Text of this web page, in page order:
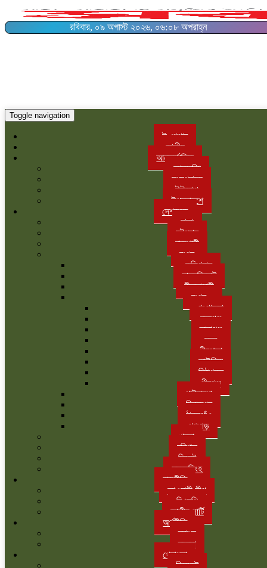
রবিবার, ০৯ অগাস্ট ২০২৬, ০৬:০৮ অপরাহ্ন
Toggle navigation
ই-পেপার
জাতীয়
আন্তর্জাতিক
আমরেকিা
মধ্যপ্রাচ্য
ইউরোপ
উপমহাদশে
দেশজুড়ে
ঢাকা
চট্টগ্রাম
রাজশাহী
রংপুর
কুড়িগ্রাম
লালমনিরহাট
নীলফামারী
রংপুর
গংগাচড়া
বদরগঞ্জ
তারাগঞ্জ
সদর
পীরগাছা
কাউনিয়া
মিঠাপুকুর
পীরগঞ্জ
গাইবান্ধা
দিনাজপুর
ঠাকুরগাঁও
পঞ্চগড়
খুলনা
বরিশাল
সিলেট
ময়মনসিংহ
রাজনীতি
আওয়ামী লীগ
বিএনপি
জাতীয় পার্টি
অর্থনীতি
ব্যাংক
ব্যবসা
খেলাধুলা
ক্রিকেট